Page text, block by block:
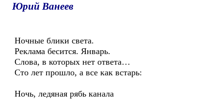
Юрий Ванеев
Ночные блики света.
Реклама бесится. Январь.
Слова, в которых нет ответа…
Сто лет прошло, а все как встарь:
Ночь, ледяная рябь канала